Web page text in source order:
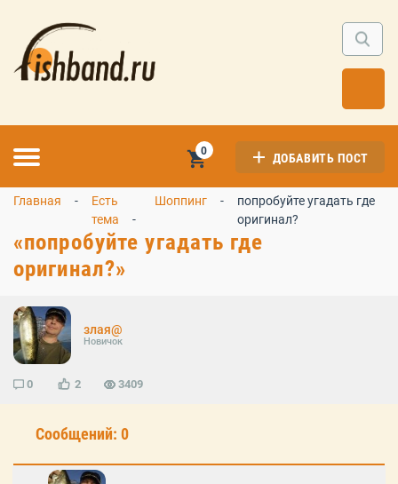
0 ДОБАВИТЬ ПОСТ
Главная
Есть
тема
Шоппинг
попробуйте угадать где
оригинал?
«попробуйте угадать где
оригинал?»
злая@
Новичок
0 2 3409
Сообщений: 0